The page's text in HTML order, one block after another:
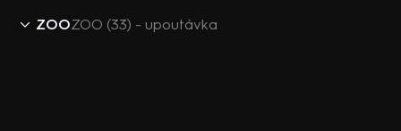
ZOOZOO (33) - upoutávka